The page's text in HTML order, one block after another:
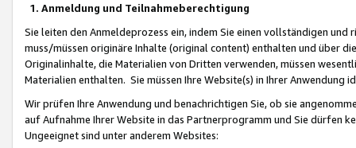
1. Anmeldung und Teilnahmeberechtigung
Sie leiten den Anmeldeprozess ein, indem Sie einen vollständigen
muss/müssen originäre Inhalte (original content) enthalten und über
Originalinhalte, die Materialien von Dritten verwenden, müssen
Materialien enthalten. Sie müssen Ihre Website(s) in Ihrer Anwendung
Wir prüfen Ihre Anwendung und benachrichtigen Sie, ob sie
auf Aufnahme Ihrer Website in das Partnerprogramm und Sie dürfen
Ungeeignet sind unter anderem Websites: